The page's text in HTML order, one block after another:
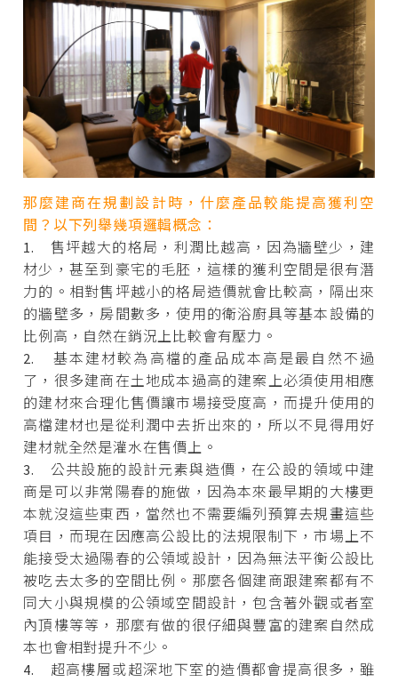
那麼建商在規劃設計時，什麼產品較能提高獲利空
間？以下列舉幾項邏輯概念：
1. 售坪越大的格局，利潤比越高，因為牆壁少，建
材少，甚至到豪宅的毛胚，這樣的獲利空間是很有潛
力的。相對售坪越小的格局造價就會比較高，隔出來
的牆壁多，房間數多，使用的衛浴廚具等基本設備的
比例高，自然在銷況上比較會有壓力。
2. 基本建材較為高檔的產品成本高是最自然不過
了，很多建商在土地成本過高的建案上必須使用相應
的建材來合理化售價讓市場接受度高，而提升使用的
高檔建材也是從利潤中去折出來的，所以不見得用好
建材就全然是灌水在售價上。
3. 公共設施的設計元素與造價，在公設的領域中建
商是可以非常陽春的施做，因為本來最早期的大樓更
本就沒這些東西，當然也不需要編列預算去規畫這些
項目，而現在因應高公設比的法規限制下，市場上不
能接受太過陽春的公領域設計，因為無法平衡公設比
被吃去太多的空間比例。那麼各個建商跟建案都有不
同大小與規模的公領域空間設計，包含著外觀或者室
內頂樓等等，那麼有做的很仔細與豐富的建案自然成
本也會相對提升不少。
4. 超高樓層或超深地下室的造價都會提高很多，雖